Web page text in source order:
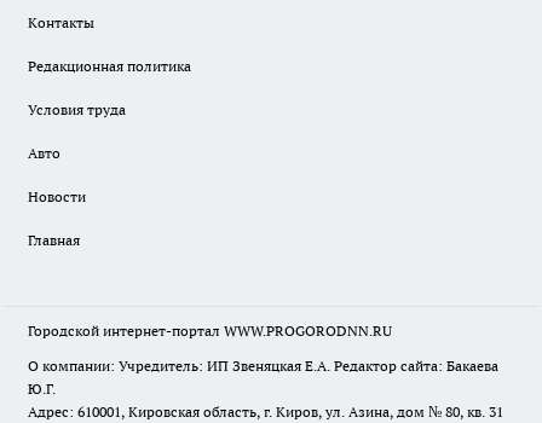
Контакты
Редакционная политика
Условия труда
Авто
Новости
Главная
Городской интернет-портал WWW.PROGORODNN.RU
О компании: Учредитель: ИП Звеняцкая Е.А. Редактор сайта: Бакаева
Ю.Г.
Адрес: 610001, Кировская область, г. Киров, ул. Азина, дом № 80, кв. 31